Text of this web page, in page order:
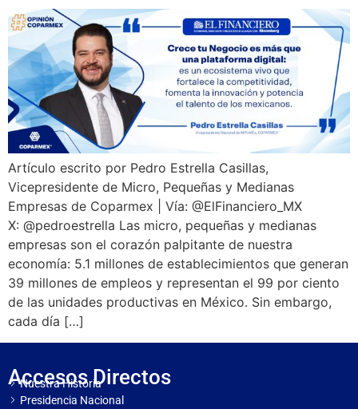
Artículo escrito por Pedro Estrella Casillas,
Vicepresidente de Micro, Pequeñas y Medianas
Empresas de Coparmex | Vía: @ElFinanciero_MX
X: @pedroestrella Las micro, pequeñas y medianas
empresas son el corazón palpitante de nuestra
economía: 5.1 millones de establecimientos que generan
39 millones de empleos y representan el 99 por ciento
de las unidades productivas en México. Sin embargo,
cada día […]
Accesos Directos
Nuestra Historia
Presidencia Nacional